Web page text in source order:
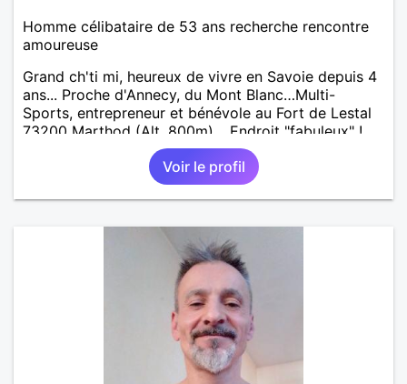
Homme célibataire de 53 ans recherche rencontre
amoureuse
Grand ch'ti mi, heureux de vivre en Savoie depuis 4
ans... Proche d'Annecy, du Mont Blanc…Multi-
Sports, entrepreneur et bénévole au Fort de Lestal
73200 Marthod (Alt. 800m)… Endroit "fabuleux" !…
Enquêtes et tu me trouveras !
Voir le profil